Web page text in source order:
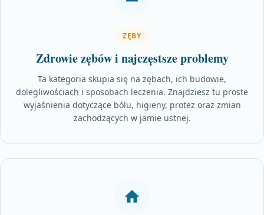
ZĘBY
Zdrowie zębów i najczęstsze problemy
Ta kategoria skupia się na zębach, ich budowie,
dolegliwościach i sposobach leczenia. Znajdziesz tu proste
wyjaśnienia dotyczące bólu, higieny, protez oraz zmian
zachodzących w jamie ustnej.